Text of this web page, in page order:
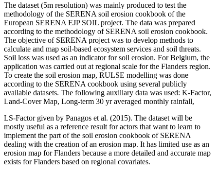
The dataset (5m resolution) was mainly produced to test the
methodology of the SERENA soil erosion cookbook of the
European SERENA EJP SOIL project. The data was prepared
according to the methodology of SERENA soil erosion cookbook.
The objective of SERENA project was to develop methods to
calculate and map soil-based ecosystem services and soil threats.
Soil loss was used as an indicator for soil erosion. For Belgium, the
application was carried out at regional scale for the Flanders region.
To create the soil erosion map, RULSE modelling was done
according to the SERENA cookbook using several publicly
available datasets. The following auxiliary data was used: K-Factor,
Land-Cover Map, Long-term 30 yr averaged monthly rainfall,
LS-Factor given by Panagos et al. (2015). The dataset will be
mostly useful as a reference result for actors that want to learn to
implement the part of the soil erosion cookbook of SERENA
dealing with the creation of an erosion map. It has limited use as an
erosion map for Flanders because a more detailed and accurate map
exists for Flanders based on regional covariates.